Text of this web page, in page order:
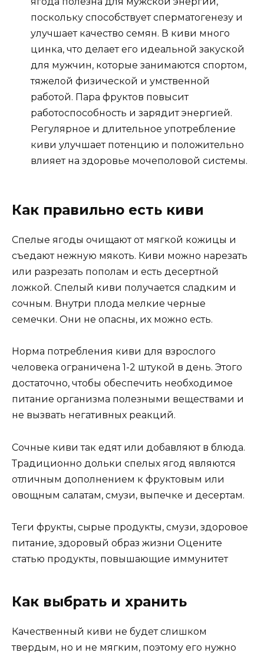
поскольку способствует сперматогенезу и
улучшает качество семян. В киви много
цинка, что делает его идеальной закуской
для мужчин, которые занимаются спортом,
тяжелой физической и умственной
работой. Пара фруктов повысит
работоспособность и зарядит энергией.
Регулярное и длительное употребление
киви улучшает потенцию и положительно
влияет на здоровье мочеполовой системы.
Как правильно есть киви
Спелые ягоды очищают от мягкой кожицы и
съедают нежную мякоть. Киви можно нарезать
или разрезать пополам и есть десертной
ложкой. Спелый киви получается сладким и
сочным. Внутри плода мелкие черные
семечки. Они не опасны, их можно есть.
Норма потребления киви для взрослого
человека ограничена 1-2 штукой в ​​день. Этого
достаточно, чтобы обеспечить необходимое
питание организма полезными веществами и
не вызвать негативных реакций.
Сочные киви так едят или добавляют в блюда.
Традиционно дольки спелых ягод являются
отличным дополнением к фруктовым или
овощным салатам, смузи, выпечке и десертам.
Теги фрукты, сырые продукты, смузи, здоровое
питание, здоровый образ жизни Оцените
статью продукты, повышающие иммунитет
Как выбрать и хранить
Качественный киви не будет слишком
твердым, но и не мягким, поэтому его нужно